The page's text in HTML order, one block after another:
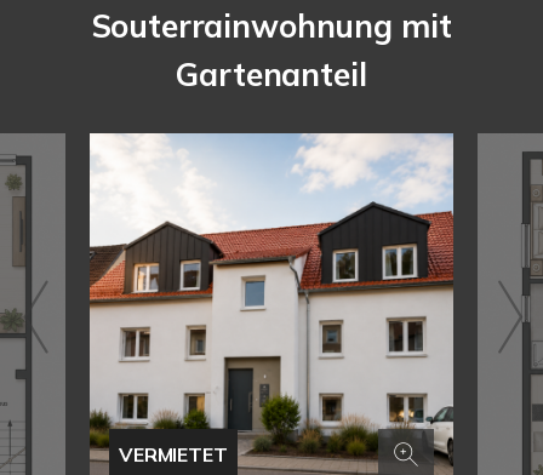
Souterrainwohnung mit
Gartenanteil
VERMIETET